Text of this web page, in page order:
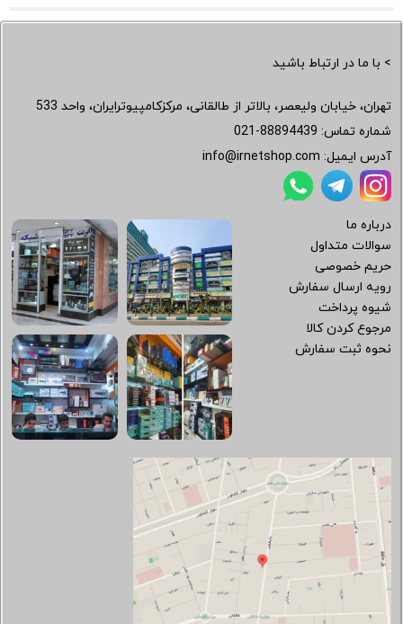
> با ما در ارتباط باشید
تهران، خیابان ولیعصر، بالاتر از طالقانی، مرکزکامپیوترایران، واحد 533
شماره تماس: 021-88894439
آدرس ایمیل: info@irnetshop.com
درباره ما
سوالات متداول
حریم خصوصی
رویه ارسال سفارش
شیوه پرداخت
مرجوع کردن کالا
نحوه ثبت سفارش